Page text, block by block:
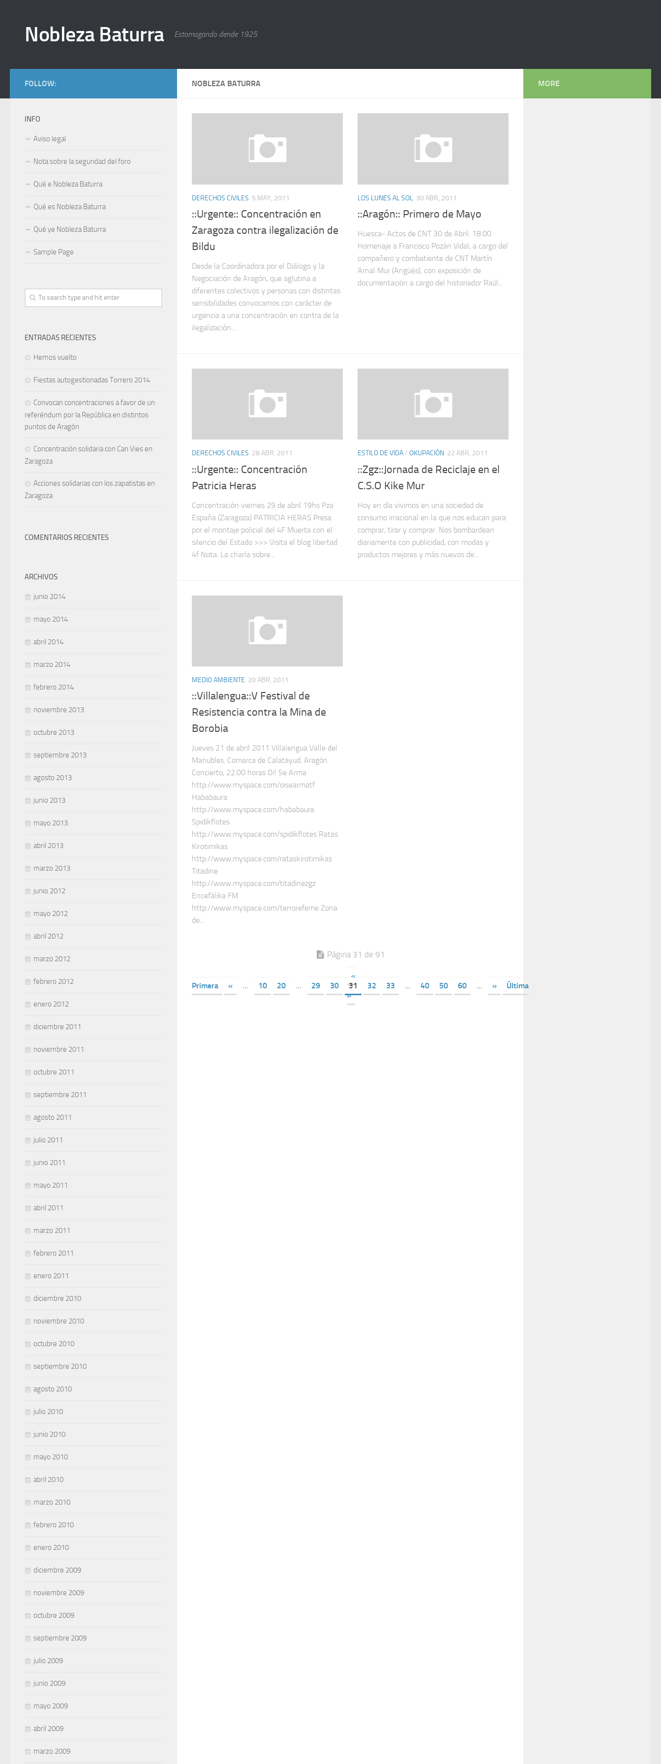
Nobleza Baturra Estomagando dende 1925
NOBLEZA BATURRA
DERECHOS CIVILES 5 MAY, 2011
::Urgente:: Concentración en
Zaragoza contra ilegalización de
Bildu
Desde la Coordinadora por el Diálogo y la
Negociación de Aragón, que aglutina a
diferentes colectivos y personas con distintas
sensibilidades convocamos con carácter de
urgencia a una concentración en contra de la
ilegalización...
LOS LUNES AL SOL 30 ABR, 2011
::Aragón:: Primero de Mayo
Huesca- Actos de CNT 30 de Abril: 18:00
Homenaje a Francisco Pozán Vidal, a cargo del
compañero y combatiente de CNT Martín
Arnal Mur (Angüés), con exposición de
documentación a cargo del historiador Raúl...
DERECHOS CIVILES 28 ABR, 2011
::Urgente:: Concentración
Patricia Heras
Concentración viernes 29 de abril 19hs Pza
España (Zaragoza) PATRICIA HERAS Presa
por el montaje policial del 4F Muerta con el
silencio del Estado >>> Visita el blog libertad
4f Nota: La charla sobre...
ESTILO DE VIDA/ OKUPACIÓN 22 ABR, 2011
::Zgz::Jornada de Reciclaje en el
C.S.O Kike Mur
Hoy en día vivimos en una sociedad de
consumo irracional en la que nos educan para
comprar, tirar y comprar. Nos bombardean
diariamente con publicidad, con modas y
productos mejores y más nuevos de...
MEDIO AMBIENTE 20 ABR, 2011
::Villalengua::V Festival de
Resistencia contra la Mina de
Borobia
Jueves 21 de abril 2011 Villalengua Valle del
Manubles. Comarca de Calatayud. Aragón
Concierto, 22.00 horas Oi! Se Arma
http://www.myspace.com/oisearmatf
Hababaura
http://www.myspace.com/hababaura
Spidikflotes
http://www.myspace.com/spidikflotes Ratas
Kirotimikas
http://www.myspace.com/rataskirotimikas
Titadine
http://www.myspace.com/titadinezgz
Encefálika FM
http://www.myspace.com/terrorefeme Zona
de...
Página 31 de 91
«
Primera
« ... 10 20 ... 29 30 31 32 33 ... 40 50 60 ... »
Última
»
FOLLOW:
INFO
Aviso legal
Nota sobre la seguridad del foro
Qué e Nobleza Baturra
Qué es Nobleza Baturra
Qué ye Nobleza Baturra
Sample Page
ENTRADAS RECIENTES
Hemos vuelto
Fiestas autogestionadas Torrero 2014
Convocan concentraciones a favor de un
referéndum por la República en distintos
puntos de Aragón
Concentración solidaria con Can Vies en
Zaragoza
Acciones solidarias con los zapatistas en
Zaragoza
COMENTARIOS RECIENTES
ARCHIVOS
junio 2014
mayo 2014
abril 2014
marzo 2014
febrero 2014
noviembre 2013
octubre 2013
septiembre 2013
agosto 2013
junio 2013
mayo 2013
abril 2013
marzo 2013
junio 2012
mayo 2012
abril 2012
marzo 2012
febrero 2012
enero 2012
diciembre 2011
noviembre 2011
octubre 2011
septiembre 2011
agosto 2011
julio 2011
junio 2011
mayo 2011
abril 2011
marzo 2011
febrero 2011
enero 2011
diciembre 2010
noviembre 2010
octubre 2010
septiembre 2010
agosto 2010
julio 2010
junio 2010
mayo 2010
abril 2010
marzo 2010
febrero 2010
enero 2010
diciembre 2009
noviembre 2009
octubre 2009
septiembre 2009
julio 2009
junio 2009
mayo 2009
abril 2009
marzo 2009
MORE